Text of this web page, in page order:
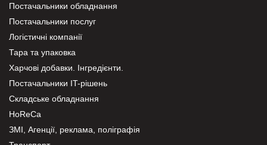
Постачальники обладнання
Постачальники послуг
Логістичні компанії
Тара та упаковка
Харчові добавки. Інгредієнти.
Постачальники IT-рішень
Складське обладнання
HoReCa
ЗМІ, Агенції, реклама, поліграфія